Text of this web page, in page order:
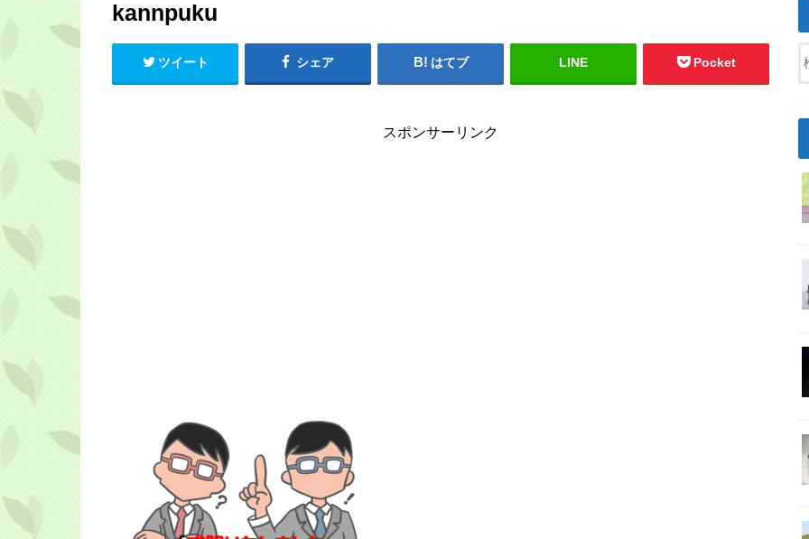
kannpuku
ツイート シェア はてブ LINE Pocket
スポンサーリンク